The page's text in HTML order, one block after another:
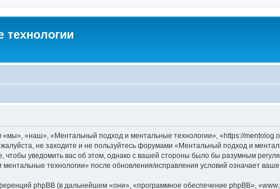
«наш», «Ментальный подход и ментальные технологии», «https://
не заходите и не пользуйтесь форумами «Ментальный подход и
уведомить вас об этом, однако с вашей стороны было бы разумным
технологии» после обновления/исправления условий означает ваше
phpBB (в дальнейшем «они», «программное обеспечение phpBB»,